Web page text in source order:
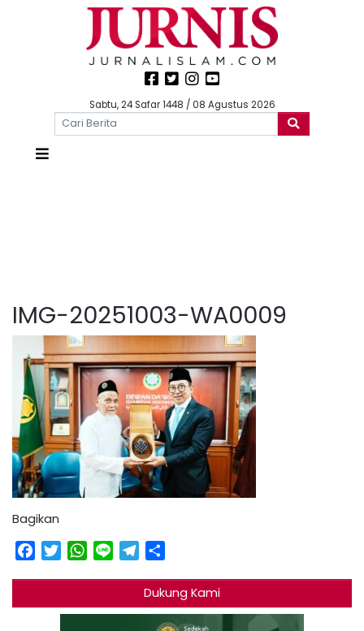
Sabtu, 24 Safar 1448 / 08 Agustus 2026
IMG-20251003-WA0009
Bagikan
Facebook
TwitterWhatsApp
Line Telegram
Dukung Kami